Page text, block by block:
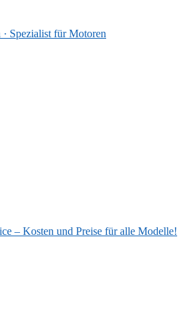
– Kosten und Preise für alle Modelle!